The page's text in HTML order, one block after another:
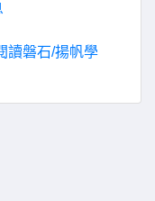
讀磐石/揚帆學